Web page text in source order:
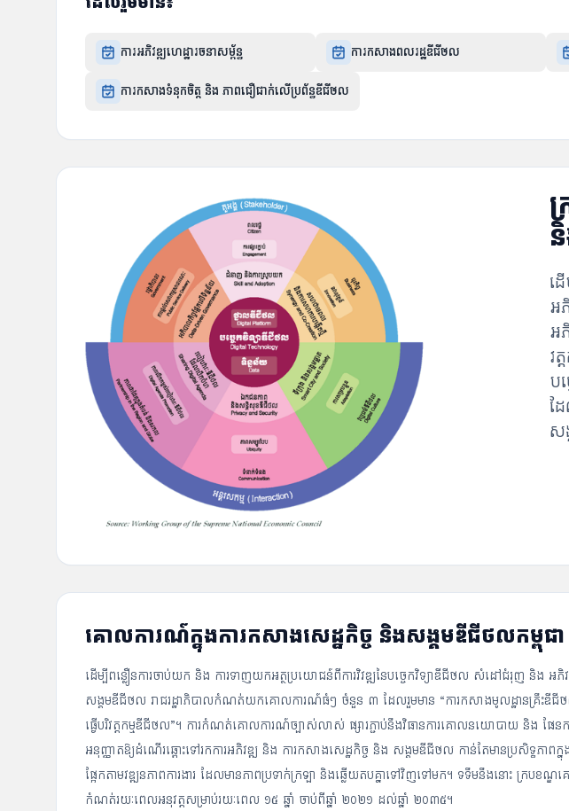
ការអភិវឌ្ឍហេដ្ឋារចនាសម្ព័ន្ធ ការកសាងពលរដ្ឋឌីជីថល
ការកសាងទំនុកចិត្ត និង ភាពជឿជាក់លើប្រព័ន្ធឌីជីថល
ដ
អ
អ
វ
ប
ដ
ស
គោលការណ៍ក្នុងការកសាងសេដ្ឋកិច្ច និងសង្គមឌីជីថលកម្ពុជា
ដើម្បីពន្លឿនការចាប់យក និង ការទាញយកអត្ថប្រយោជន៍ពីការវិវឌ្ឍនៃបច្ចេកវិទ្យាឌីជីថល សំដៅជំរុញ និង អភិវ
សង្គមឌីជីថល រាជរដ្ឋាភិបាលកំណត់យកគោលការណ៍ធំៗ ចំនួន ៣ ដែលរួមមាន “ការកសាងមូលដ្ឋានគ្រឹះឌីជី
ធ្វើបរិវត្តកម្មឌីជីថល”។ ការកំណត់គោលការណ៍ច្បាស់លាស់ ផ្សារភ្ជាប់នឹងវិធានការគោលនយោបាយ និង ផែ
អនុញ្ញាតឱ្យដំណើរឆ្ពោះទៅរកការអភិវឌ្ឍ និង ការកសាងសេដ្ឋកិច្ច និង សង្គមឌីជីថល កាន់តែមានប្រសិទ្ធភា
ផ្អែកតាមវឌ្ឍនភាពការងារ ដែលមានភាពប្រទាក់ក្រឡា និងឆ្លើយតបគ្នាទៅវិញទៅមក។ ទទឹមនឹងនោះ ក្របខ
កំណត់រយៈពេលអនុវត្តសម្រាប់រយៈពេល ១៥ ឆ្នាំ ចាប់ពីឆ្នាំ ២០២១ ដល់ឆ្នាំ ២០៣៥។